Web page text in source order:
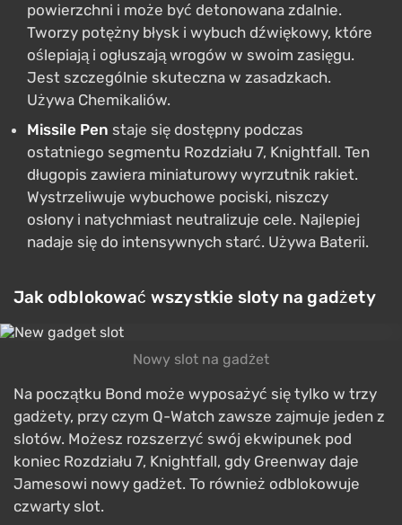
powierzchni i może być detonowana zdalnie.
Tworzy potężny błysk i wybuch dźwiękowy, które
oślepiają i ogłuszają wrogów w swoim zasięgu.
Jest szczególnie skuteczna w zasadzkach.
Używa Chemikaliów.
Missile Pen staje się dostępny podczas
ostatniego segmentu Rozdziału 7, Knightfall. Ten
długopis zawiera miniaturowy wyrzutnik rakiet.
Wystrzeliwuje wybuchowe pociski, niszczy
osłony i natychmiast neutralizuje cele. Najlepiej
nadaje się do intensywnych starć. Używa Baterii.
Jak odblokować wszystkie sloty na gadżety
Nowy slot na gadżet
Na początku Bond może wyposażyć się tylko w trzy
gadżety, przy czym Q-Watch zawsze zajmuje jeden z
slotów. Możesz rozszerzyć swój ekwipunek pod
koniec Rozdziału 7, Knightfall, gdy Greenway daje
Jamesowi nowy gadżet. To również odblokowuje
czwarty slot.